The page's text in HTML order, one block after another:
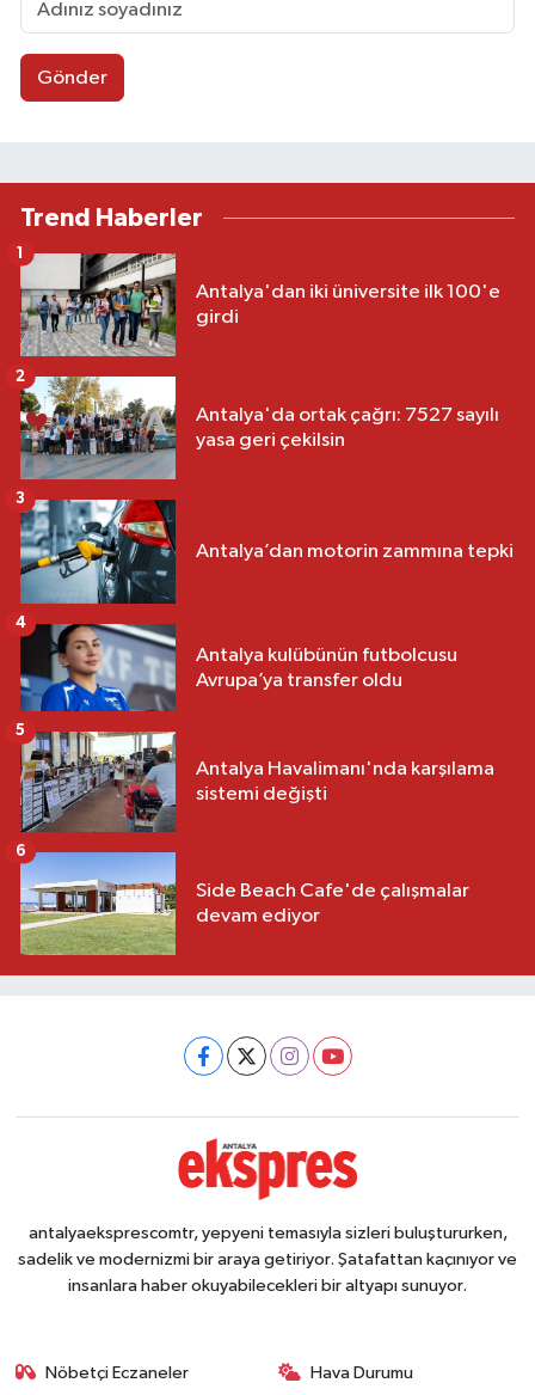
Gönder
Trend Haberler
Antalya'dan iki üniversite ilk 100'e
girdi
1
Antalya'da ortak çağrı: 7527 sayılı
yasa geri çekilsin
2
Antalya’dan motorin zammına tepki
3
Antalya kulübünün futbolcusu
Avrupa’ya transfer oldu
4
Antalya Havalimanı'nda karşılama
sistemi değişti
5
Side Beach Cafe'de çalışmalar
devam ediyor
6
antalyaeksprescomtr, yepyeni temasıyla sizleri buluştururken,
sadelik ve modernizmi bir araya getiriyor. Şatafattan kaçınıyor ve
insanlara haber okuyabilecekleri bir altyapı sunuyor.
Nöbetçi Eczaneler Hava Durumu